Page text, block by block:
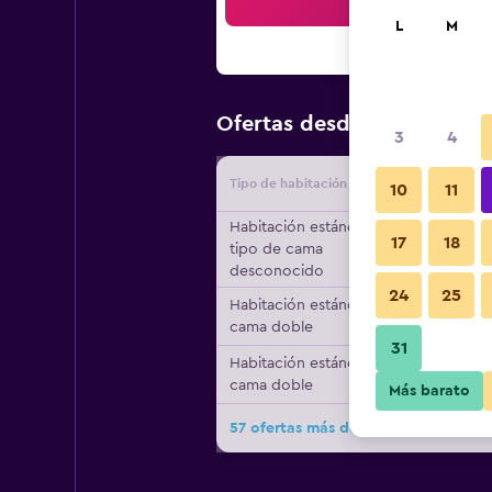
Ofertas desde Oferta
Tipo de habitación
Habitación estándar,
tipo de cama
desconocido
Habitación estándar, 1
cama doble
Habitación estándar, 1
cama doble
57 ofertas más de ibis budget
L M
3 4
10 11
17 18
24 25
31
Más barato